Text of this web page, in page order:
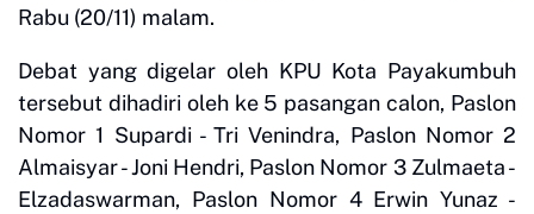
Rabu (20/11) malam.
Debat yang digelar oleh KPU Kota Payakumbuh
tersebut dihadiri oleh ke 5 pasangan calon, Paslon
Nomor 1 Supardi - Tri Venindra, Paslon Nomor 2
Almaisyar - Joni Hendri, Paslon Nomor 3 Zulmaeta -
Elzadaswarman, Paslon Nomor 4 Erwin Yunaz -